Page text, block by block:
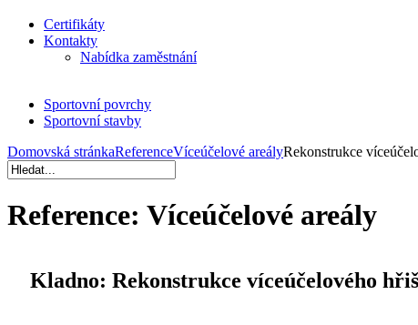
Certifikáty
Kontakty
Nabídka zaměstnání
Sportovní povrchy
Sportovní stavby
Domovská stránkaReferenceVíceúčelové areályRekonstrukce
Reference: Víceúčelové areály
Kladno: Rekonstrukce víceúčelového